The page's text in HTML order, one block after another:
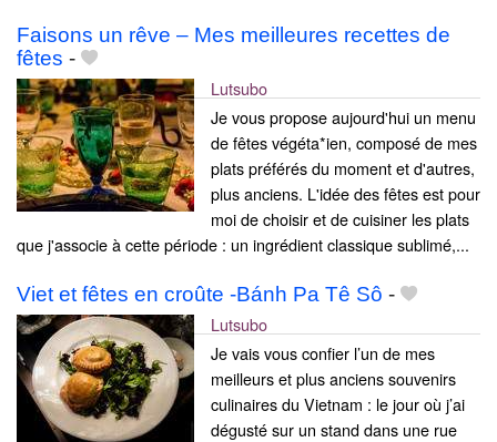
Faisons un rêve – Mes meilleures recettes de
fêtes -
Lutsubo
Je vous propose aujourd'hui un menu
de fêtes végéta*ien, composé de mes
plats préférés du moment et d'autres,
plus anciens. L'idée des fêtes est pour
moi de choisir et de cuisiner les plats
que j'associe à cette période : un ingrédient classique sublimé,...
Viet et fêtes en croûte -Bánh Pa Tê Sô -
Lutsubo
Je vais vous confier l’un de mes
meilleurs et plus anciens souvenirs
culinaires du Vietnam : le jour où j’ai
dégusté sur un stand dans une rue